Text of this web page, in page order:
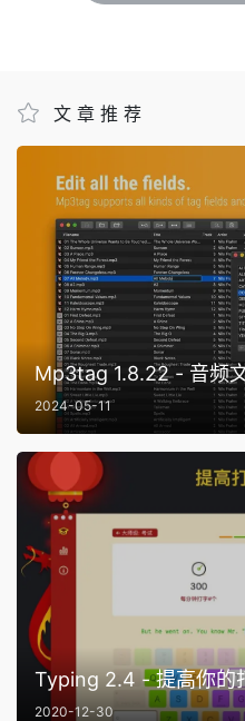
文章推荐
Mp3tag
2024-05-11
Typing 2.4 - 提高你的
2020-12-30